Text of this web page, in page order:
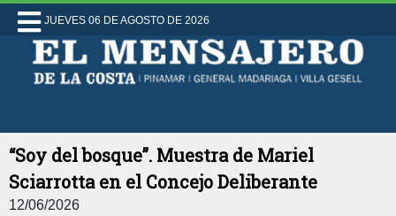
JUEVES 06 DE AGOSTO DE 2026
“Soy del bosque”. Muestra de Mariel
Sciarrotta en el Concejo Deliberante
12/06/2026